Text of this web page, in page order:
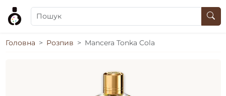
Головна Розпив Mancera Tonka Cola